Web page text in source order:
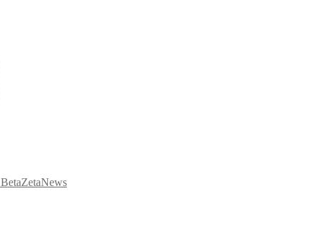
BetaZetaNews